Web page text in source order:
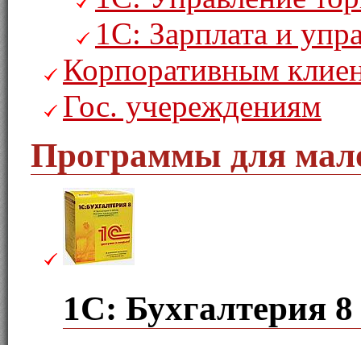
1С: Зарплата и
Корпоративным
Гос. учереждениям
Программы для
1С: